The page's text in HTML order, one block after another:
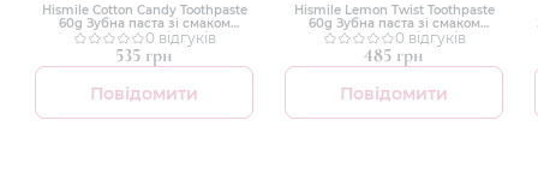
Hismile Cotton Candy Toothpaste
60g Зубна паста зі смаком
цукрової вати
0 відгуків
535 грн
Повідомити
Hismile Lemon Twist Toothpaste
60g Зубна паста зі смаком
лимону0 відгуків
485 грн
Повідомити